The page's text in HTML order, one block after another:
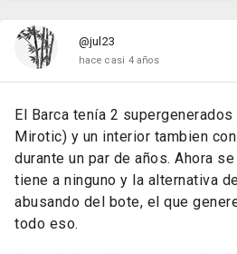
@jul23
hace casi 4 años
El Barca tenía 2
Mirotic) y un interior tambien
durante un par de años. Ahora
tiene a ninguno y la alternativa
abusando del bote, el que
todo eso.